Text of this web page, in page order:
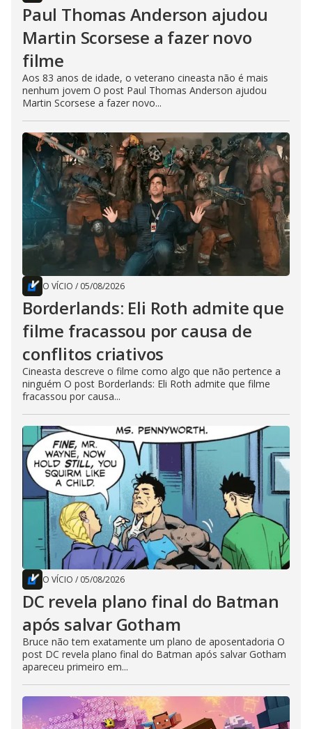
Paul Thomas Anderson ajudou
Martin Scorsese a fazer novo
filme
Aos 83 anos de idade, o veterano cineasta não é mais
nenhum jovem O post Paul Thomas Anderson ajudou
Martin Scorsese a fazer novo...
O VÍCIO / 05/08/2026
Borderlands: Eli Roth admite que
filme fracassou por causa de
conflitos criativos
Cineasta descreve o filme como algo que não pertence a
ninguém O post Borderlands: Eli Roth admite que filme
fracassou por causa...
O VÍCIO / 05/08/2026
DC revela plano final do Batman
após salvar Gotham
Bruce não tem exatamente um plano de aposentadoria O
post DC revela plano final do Batman após salvar Gotham
apareceu primeiro em...